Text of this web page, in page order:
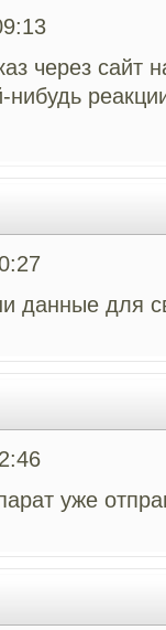
через сайт
нибудь
данные для
уже